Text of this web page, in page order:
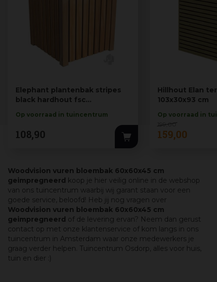
Elephant plantenbak stripes
black hardhout fsc
108,90
Op voorraad in tuincentrum
Hillhout Elan
103x30x93 cm
199 ,00
159,00
Op voorraad in
Woodvision vuren bloembak 60x60x45 cm
geimpregneerd koop je hier veilig online in de webshop
van ons tuincentrum waarbij wij garant staan voor een
goede service, beloofd! Heb jij nog vragen over
Woodvision vuren bloembak 60x60x45 cm
geimpregneerd of de levering ervan? Neem dan gerust
contact op met onze klantenservice of kom langs in ons
tuincentrum in Amsterdam waar onze medewerkers je
graag verder helpen. Tuincentrum Osdorp, alles voor huis,
tuin en dier :)